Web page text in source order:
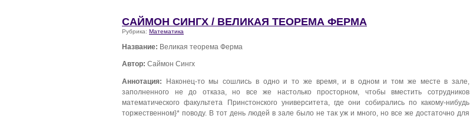
САЙМОН СИНГХ / ВЕЛИКАЯ ТЕОРЕМА ФЕРМА
Рубрика: Математика
Название: Великая теорема Ферма
Автор: Саймон Сингх
Аннотация: Наконец-то мы сошлись в одно и то же время, и в одном и том же месте в зале,
заполненного не до отказа, но все же настолько просторном, чтобы вместить сотрудников
математического факультета Принстонского университета, где они собирались по какому-нибудь
торжественном}* поводу. В тот день людей в зале было не так уж и много, но все же достаточно для